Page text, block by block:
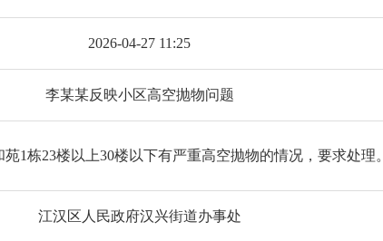
2026-04-27 11:25
李某某反映小区高空抛物问题
1栋23楼以上30楼以下有严重高空抛物的情况，要求处理。
江汉区人民政府汉兴街道办事处